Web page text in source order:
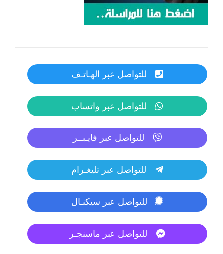
للتواصل عبر الهـاتـف
للتواصل عبر واتساب
للتواصل عبر فايـبــر
للتواصل عبر تليغـرام
للتواصل عبر سيكنـال
للتواصل عبر ماسنجـر